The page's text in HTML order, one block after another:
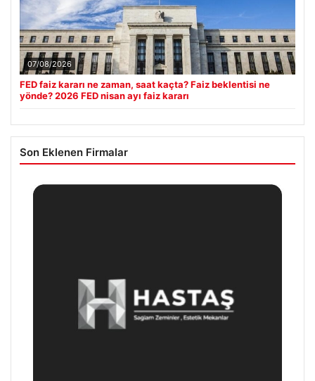
07/08/2026
FED faiz kararı ne zaman, saat kaçta? Faiz beklentisi ne
yönde? 2026 FED nisan ayı faiz kararı
Son Eklenen Firmalar